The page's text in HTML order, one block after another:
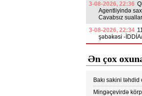
3-08-2026, 22:36
Agentliyində
Cavabsız
3-08-2026, 22:34
şəbəkəsi -
Ən çox
Bakı sakini
edildi
Mingəçevirdə